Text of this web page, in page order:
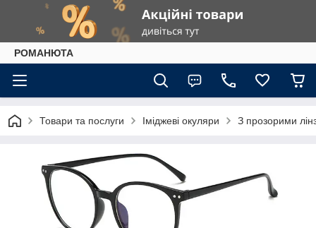
РОМАНЮТА
Товари та послуги Іміджеві окуляри З прозорими